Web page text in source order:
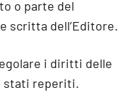
o parte del
scritta dell’Editore.
i diritti delle
stati reperiti.